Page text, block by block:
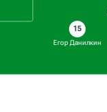
15
Егор Данилкин